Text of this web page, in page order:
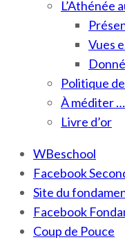
L’Athénée
Vues
Politique
À méditer …
Livre d’or
WBeschool
Facebook
Site du
Facebook
Coup de Pouce